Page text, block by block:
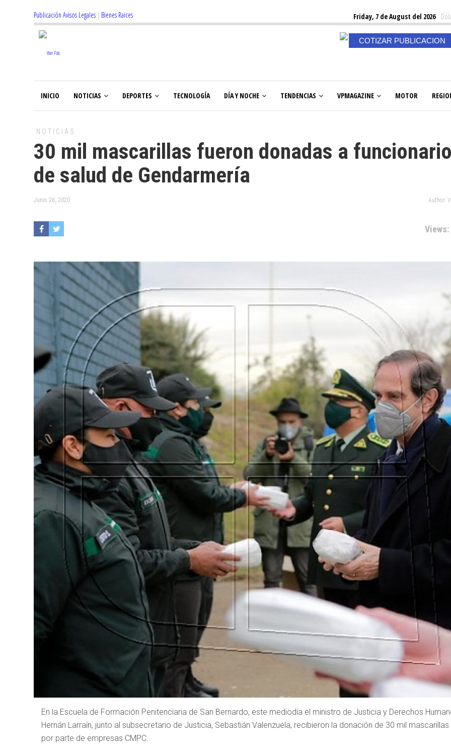
Publicación Avisos Legales | Bienes Raices Friday, 7 de August del 2026
COTIZAR PUBLICACION
INICIO NOTICIAS DEPORTES TECNOLOGÍA DÍA Y NOCHE TENDENCIAS VPMAGAZINE MOTOR
NOTICIAS
30 mil mascarillas fueron donadas a
de salud de Gendarmería
Junio 26, 2020 Author:
Views:
En la Escuela de Formación Penitenciaria de San Bernardo, este mediodía el ministro de Justicia y Derechos
Hernán Larraín, junto al subsecretario de Justicia, Sebastián Valenzuela, recibieron la donación de 30 mil mascarillas
por parte de empresas CMPC.